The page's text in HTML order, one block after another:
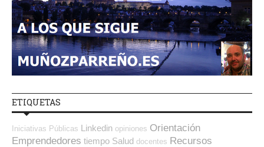
ETIQUETAS
Iniciativas Públicas Linkedin opiniones Orientación
Emprendedores tiempo Salud docentes Recursos